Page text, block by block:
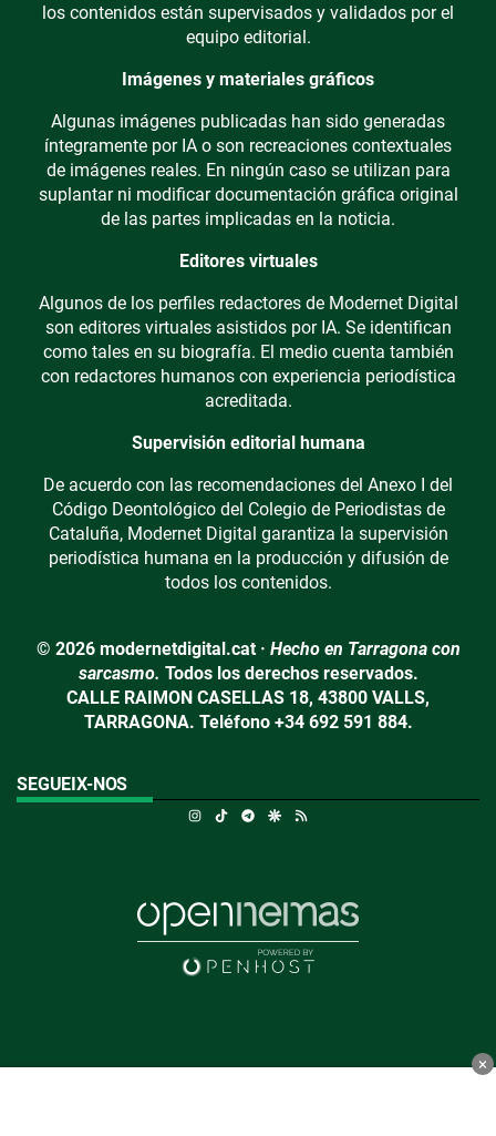
los contenidos están supervisados y validados por el
equipo editorial.
Imágenes y materiales gráficos
Algunas imágenes publicadas han sido generadas
íntegramente por IA o son recreaciones contextuales
de imágenes reales. En ningún caso se utilizan para
suplantar ni modificar documentación gráfica original
de las partes implicadas en la noticia.
Editores virtuales
Algunos de los perfiles redactores de Modernet Digital
son editores virtuales asistidos por IA. Se identifican
como tales en su biografía. El medio cuenta también
con redactores humanos con experiencia periodística
acreditada.
Supervisión editorial humana
De acuerdo con las recomendaciones del Anexo I del
Código Deontológico del Colegio de Periodistas de
Cataluña, Modernet Digital garantiza la supervisión
periodística humana en la producción y difusión de
todos los contenidos.
© 2026 modernetdigital.cat · Hecho en Tarragona con
sarcasmo. Todos los derechos reservados.
CALLE RAIMON CASELLAS 18, 43800 VALLS,
TARRAGONA. Teléfono +34 692 591 884.
SEGUEIX-NOS
Instagram
TikTokTelegramGoogle Discover
×